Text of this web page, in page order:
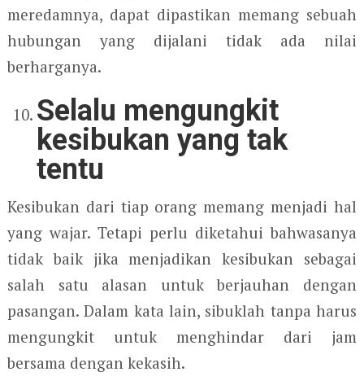
meredamnya, dapat dipastikan memang sebuah
hubungan yang dijalani tidak ada nilai
berharganya.
Selalu mengungkit
kesibukan yang tak
tentu
Kesibukan dari tiap orang memang menjadi hal
yang wajar. Tetapi perlu diketahui bahwasanya
tidak baik jika menjadikan kesibukan sebagai
salah satu alasan untuk berjauhan dengan
pasangan. Dalam kata lain, sibuklah tanpa harus
mengungkit untuk menghindar dari jam
bersama dengan kekasih.